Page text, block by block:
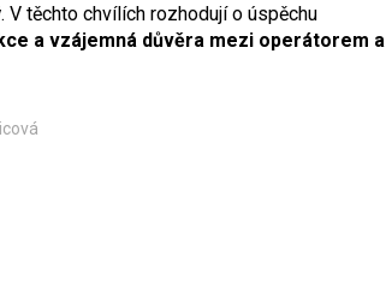
. V těchto chvílích rozhodují o úspěchu
a vzájemná důvěra mezi operátorem a